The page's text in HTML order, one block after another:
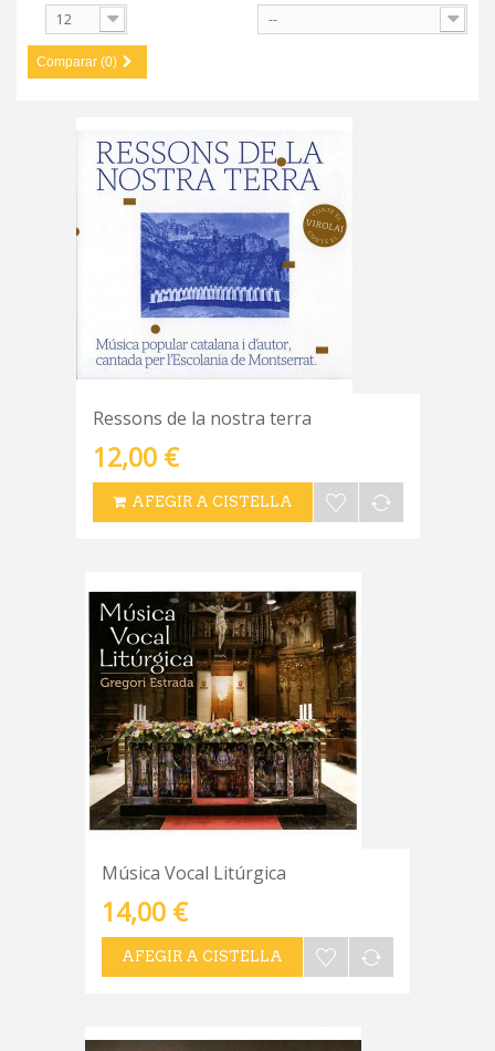
--
12
Comparar (0)
Ressons de la nostra terra
12,00 €
AFEGIR A CISTELLA
Música Vocal Litúrgica
14,00 €
AFEGIR A CISTELLA